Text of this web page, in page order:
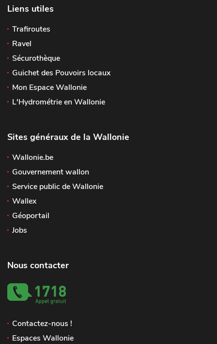
Liens utiles
Trafiroutes
Ravel
Sécurothèque
Guichet des Pouvoirs locaux
Mon Espace Wallonie
L'Hydrométrie en Wallonie
Sites généraux de la Wallonie
Wallonie.be
Gouvernement wallon
Service public de Wallonie
Wallex
Géoportail
Jobs
Nous contacter
Contactez-nous !
Espaces Wallonie